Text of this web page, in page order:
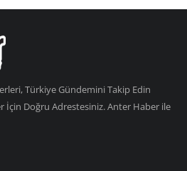
Türkiye Gündemini Takip Edin
İçin Doğru Adrestesiniz. Anter Haber ile